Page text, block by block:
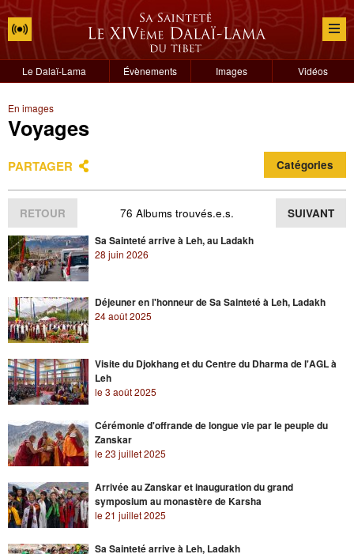
Le Dalaï-Lama Évènements Images Vidéos
En images
Voyages
PARTAGER Catégories
RETOUR 76 Albums trouvés.e.s. SUIVANT
Sa Sainteté arrive à Leh, au Ladakh
28 juin 2026
Déjeuner en l'honneur de Sa Sainteté à Leh, Ladakh
24 août 2025
Visite du Djokhang et du Centre du Dharma de l'AGL à
Leh
le 3 août 2025
Cérémonie d'offrande de longue vie par le peuple du
Zanskar
le 23 juillet 2025
Arrivée au Zanskar et inauguration du grand
symposium au monastère de Karsha
le 21 juillet 2025
Sa Sainteté arrive à Leh, Ladakh